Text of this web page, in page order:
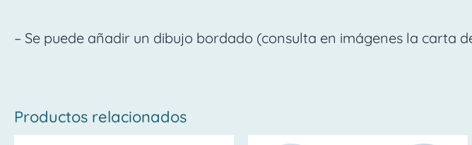
– Se puede añadir un dibujo bordado (consulta en imágenes la carta
Productos relacionados